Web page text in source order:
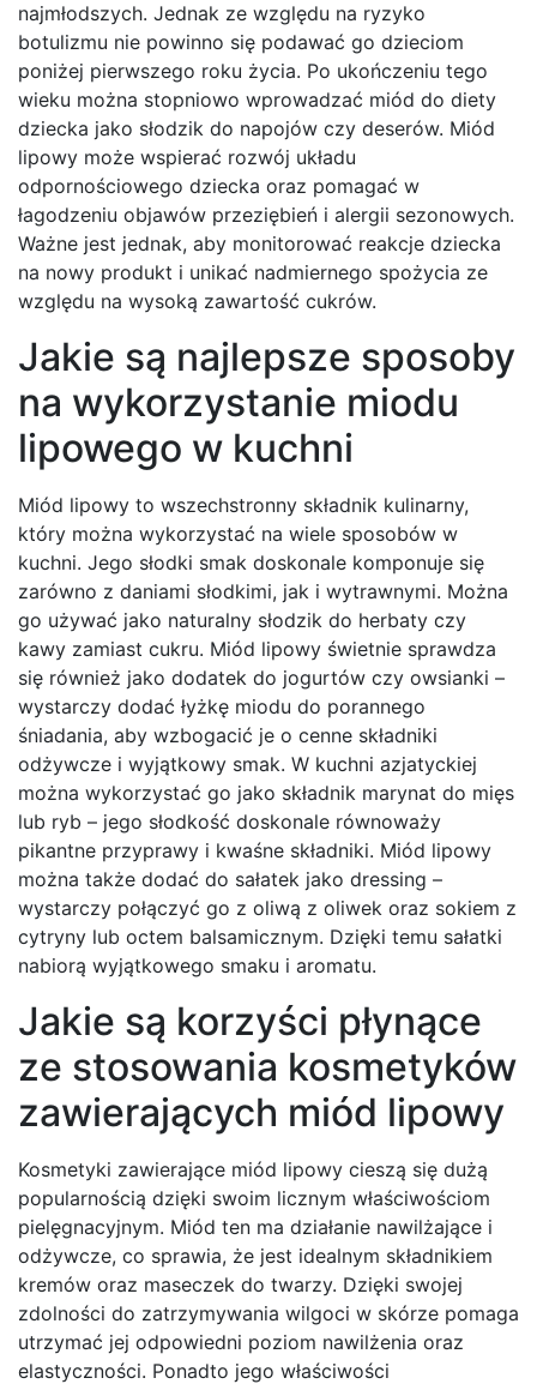
najmłodszych. Jednak ze względu na ryzyko
botulizmu nie powinno się podawać go dzieciom
poniżej pierwszego roku życia. Po ukończeniu tego
wieku można stopniowo wprowadzać miód do diety
dziecka jako słodzik do napojów czy deserów. Miód
lipowy może wspierać rozwój układu
odpornościowego dziecka oraz pomagać w
łagodzeniu objawów przeziębień i alergii sezonowych.
Ważne jest jednak, aby monitorować reakcje dziecka
na nowy produkt i unikać nadmiernego spożycia ze
względu na wysoką zawartość cukrów.
Jakie są najlepsze sposoby
na wykorzystanie miodu
lipowego w kuchni
Miód lipowy to wszechstronny składnik kulinarny,
który można wykorzystać na wiele sposobów w
kuchni. Jego słodki smak doskonale komponuje się
zarówno z daniami słodkimi, jak i wytrawnymi. Można
go używać jako naturalny słodzik do herbaty czy
kawy zamiast cukru. Miód lipowy świetnie sprawdza
się również jako dodatek do jogurtów czy owsianki –
wystarczy dodać łyżkę miodu do porannego
śniadania, aby wzbogacić je o cenne składniki
odżywcze i wyjątkowy smak. W kuchni azjatyckiej
można wykorzystać go jako składnik marynat do mięs
lub ryb – jego słodkość doskonale równoważy
pikantne przyprawy i kwaśne składniki. Miód lipowy
można także dodać do sałatek jako dressing –
wystarczy połączyć go z oliwą z oliwek oraz sokiem z
cytryny lub octem balsamicznym. Dzięki temu sałatki
nabiorą wyjątkowego smaku i aromatu.
Jakie są korzyści płynące
ze stosowania kosmetyków
zawierających miód lipowy
Kosmetyki zawierające miód lipowy cieszą się dużą
popularnością dzięki swoim licznym właściwościom
pielęgnacyjnym. Miód ten ma działanie nawilżające i
odżywcze, co sprawia, że jest idealnym składnikiem
kremów oraz maseczek do twarzy. Dzięki swojej
zdolności do zatrzymywania wilgoci w skórze pomaga
utrzymać jej odpowiedni poziom nawilżenia oraz
elastyczności. Ponadto jego właściwości